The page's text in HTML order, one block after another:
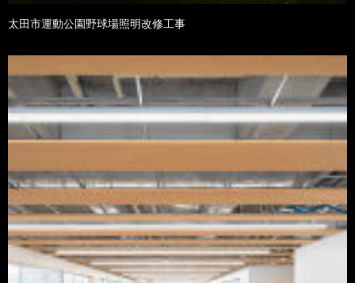
太田市運動公園野球場照明改修工事